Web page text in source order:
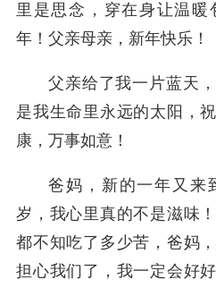
里是思念，穿在身让温
年！父亲母亲，新年快乐！
父亲给了我一片蓝天
是我生命里永远的太阳，
康，万事如意！
爸妈，新的一年又来
岁，我心里真的不是滋味
都不知吃了多少苦，爸妈
担心我们了，我一定会好